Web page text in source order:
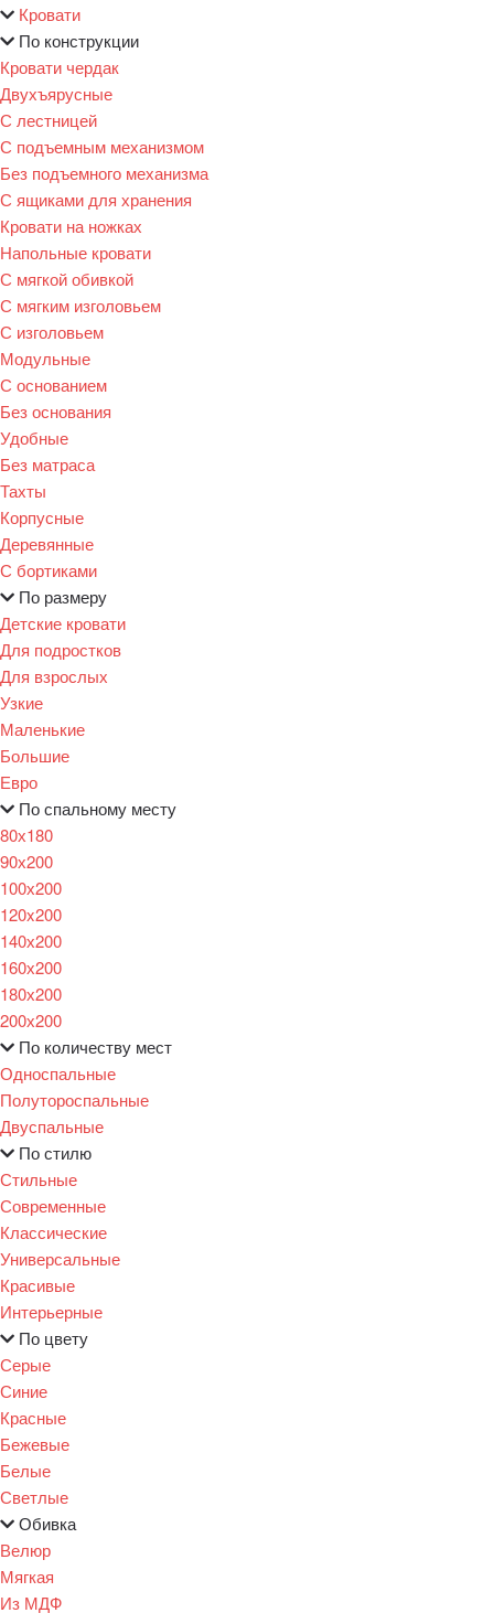
Кровати
По конструкции
Кровати чердак
Двухъярусные
С лестницей
С подъемным механизмом
Без подъемного механизма
С ящиками для хранения
Кровати на ножках
Напольные кровати
С мягкой обивкой
С мягким изголовьем
С изголовьем
Модульные
С основанием
Без основания
Удобные
Без матраса
Тахты
Корпусные
Деревянные
С бортиками
По размеру
Детские кровати
Для подростков
Для взрослых
Узкие
Маленькие
Большие
Евро
По спальному месту
80х180
90х200
100х200
120x200
140х200
160х200
180х200
200х200
По количеству мест
Односпальные
Полутороспальные
Двуспальные
По стилю
Стильные
Современные
Классические
Универсальные
Красивые
Интерьерные
По цвету
Серые
Синие
Красные
Бежевые
Белые
Светлые
Обивка
Велюр
Мягкая
Из МДФ